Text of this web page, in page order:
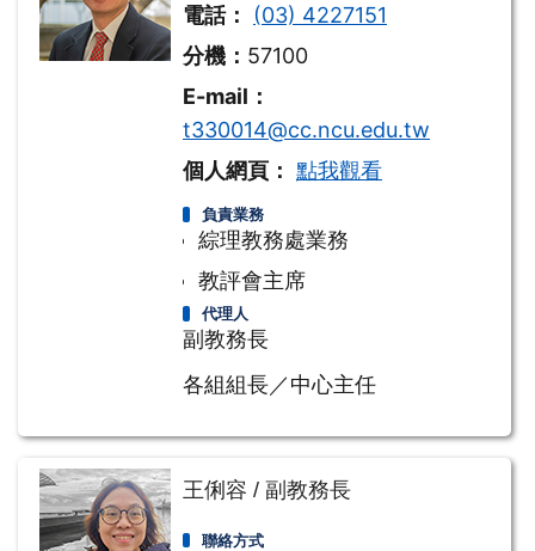
電話：
(03) 4227151
分機： 57100
E-mail：
t330014@cc.ncu.edu.tw
個人網頁： 點我觀看
負責業務
綜理教務處業務
教評會主席
代理人
副教務長
各組組長／中心主任
王俐容 / 副教務長
聯絡方式